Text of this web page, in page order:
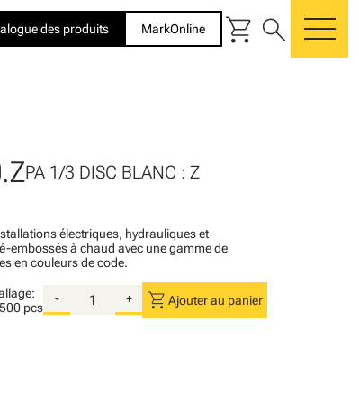
des produits MarkOnline shopping_cart search
PA 1/3 DISC BLANC : Z
électriques, hydrauliques et
embossés à chaud avec une gamme de
en couleurs de code.
500 pcs
- + shopping_cart Ajouter au panier